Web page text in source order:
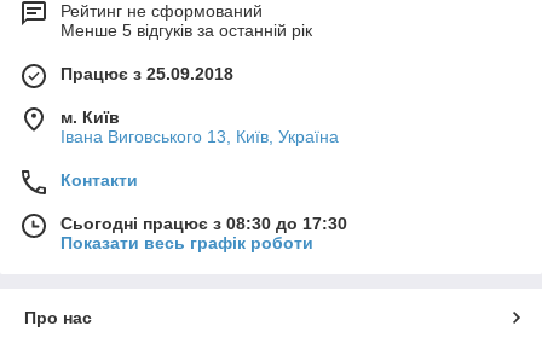
Рейтинг не сформований
Менше 5 відгуків за останній рік
Працює з 25.09.2018
м. Київ
Івана Виговського 13, Київ, Україна
Контакти
Сьогодні працює з 08:30 до 17:30
Показати весь графік роботи
Про нас